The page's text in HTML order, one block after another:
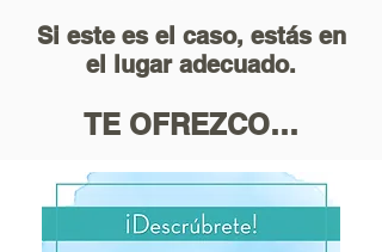
Si este es el caso, estás en
el lugar adecuado.
TE OFREZCO…